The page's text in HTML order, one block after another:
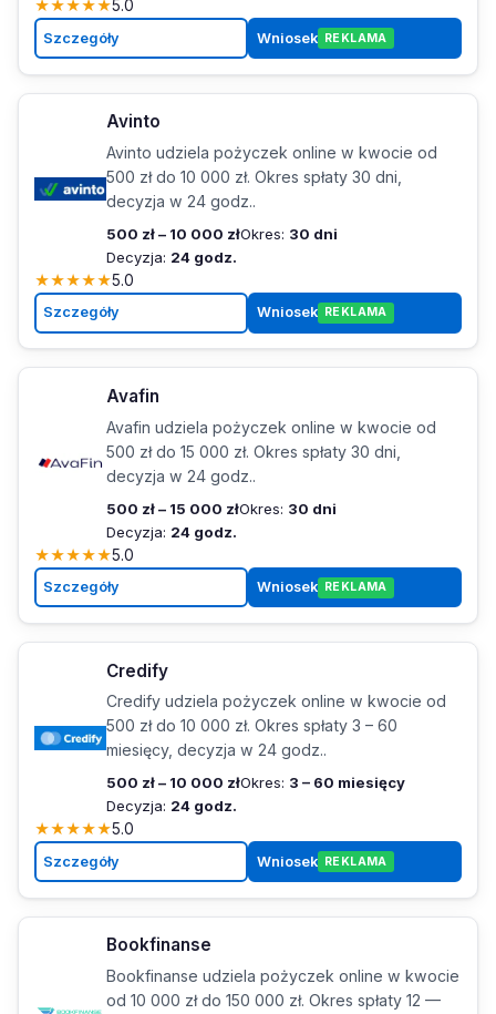
★★★★★5.0
Szczegóły Wniosek REKLAMA
Avinto
Avinto udziela pożyczek online w kwocie od
500 zł do 10 000 zł. Okres spłaty 30 dni,
decyzja w 24 godz..
500 zł – 10 000 złOkres: 30 dni
Decyzja: 24 godz.
★★★★★5.0
Szczegóły Wniosek REKLAMA
Avafin
Avafin udziela pożyczek online w kwocie od
500 zł do 15 000 zł. Okres spłaty 30 dni,
decyzja w 24 godz..
500 zł – 15 000 złOkres: 30 dni
Decyzja: 24 godz.
★★★★★5.0
Szczegóły Wniosek REKLAMA
Credify
Credify udziela pożyczek online w kwocie od
500 zł do 10 000 zł. Okres spłaty 3 – 60
miesięcy, decyzja w 24 godz..
500 zł – 10 000 złOkres: 3 – 60 miesięcy
Decyzja: 24 godz.
★★★★★5.0
Szczegóły Wniosek REKLAMA
Bookfinanse
Bookfinanse udziela pożyczek online w kwocie
od 10 000 zł do 150 000 zł. Okres spłaty 12 —